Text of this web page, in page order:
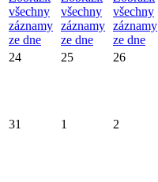
všechny
záznamy
ze dne
všechny
záznamy
ze dne
všechny
záznamy
ze dne
24
25 26
31 1 2